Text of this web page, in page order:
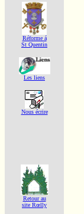
Réforme á
St Quentin
Les liens
Nous écrire
Retour au
site Rœlly